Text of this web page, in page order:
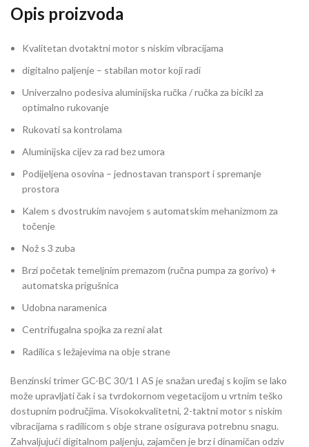
Opis proizvoda
Kvalitetan dvotaktni motor s niskim vibracijama
digitalno paljenje – stabilan motor koji radi
Univerzalno podesiva aluminijska ručka / ručka za bicikl za
optimalno rukovanje
Rukovati sa kontrolama
Aluminijska cijev za rad bez umora
Podijeljena osovina – jednostavan transport i spremanje
prostora
Kalem s dvostrukim navojem s automatskim mehanizmom za
točenje
Nož s 3 zuba
Brzi početak temeljnim premazom (ručna pumpa za gorivo) +
automatska prigušnica
Udobna naramenica
Centrifugalna spojka za rezni alat
Radilica s ležajevima na obje strane
Benzinski trimer GC-BC 30/1 I AS je snažan uređaj s kojim se lako
može upravljati čak i sa tvrdokornom vegetacijom u vrtnim teško
dostupnim područjima. Visokokvalitetni, 2-taktni motor s niskim
vibracijama s radilicom s obje strane osigurava potrebnu snagu.
Zahvaljujući digitalnom paljenju, zajamčen je brz i dinamičan odziv